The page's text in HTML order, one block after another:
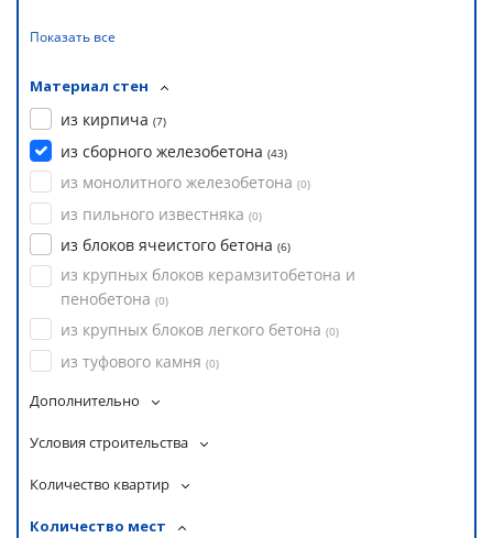
Показать все
Материал стен
из кирпича (7)
из сборного железобетона (43)
из монолитного железобетона (0)
из пильного известняка (0)
из блоков ячеистого бетона (6)
из крупных блоков керамзитобетона и
пенобетона (0)
из крупных блоков легкого бетона (0)
из туфового камня (0)
Дополнительно
Условия строительства
Количество квартир
Количество мест